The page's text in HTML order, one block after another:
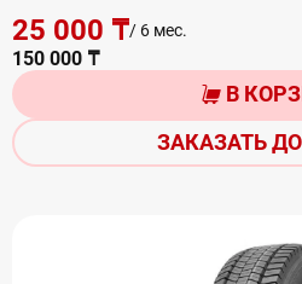
25 000 ₸/ 6 мес.
150 000 ₸
В
ЗАКАЗАТЬ